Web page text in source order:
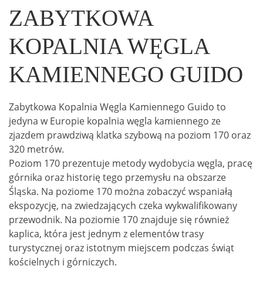
ZABYTKOWA
KOPALNIA WĘGLA
KAMIENNEGO GUIDO
Zabytkowa Kopalnia Węgla Kamiennego Guido to
jedyna w Europie kopalnia węgla kamiennego ze
zjazdem prawdziwą klatka szybową na poziom 170 oraz
320 metrów.
Poziom 170 prezentuje metody wydobycia węgla, pracę
górnika oraz historię tego przemysłu na obszarze
Śląska. Na poziome 170 można zobaczyć wspaniałą
ekspozycję, na zwiedzających czeka wykwalifikowany
przewodnik. Na poziomie 170 znajduje się również
kaplica, która jest jednym z elementów trasy
turystycznej oraz istotnym miejscem podczas świąt
kościelnych i górniczych.